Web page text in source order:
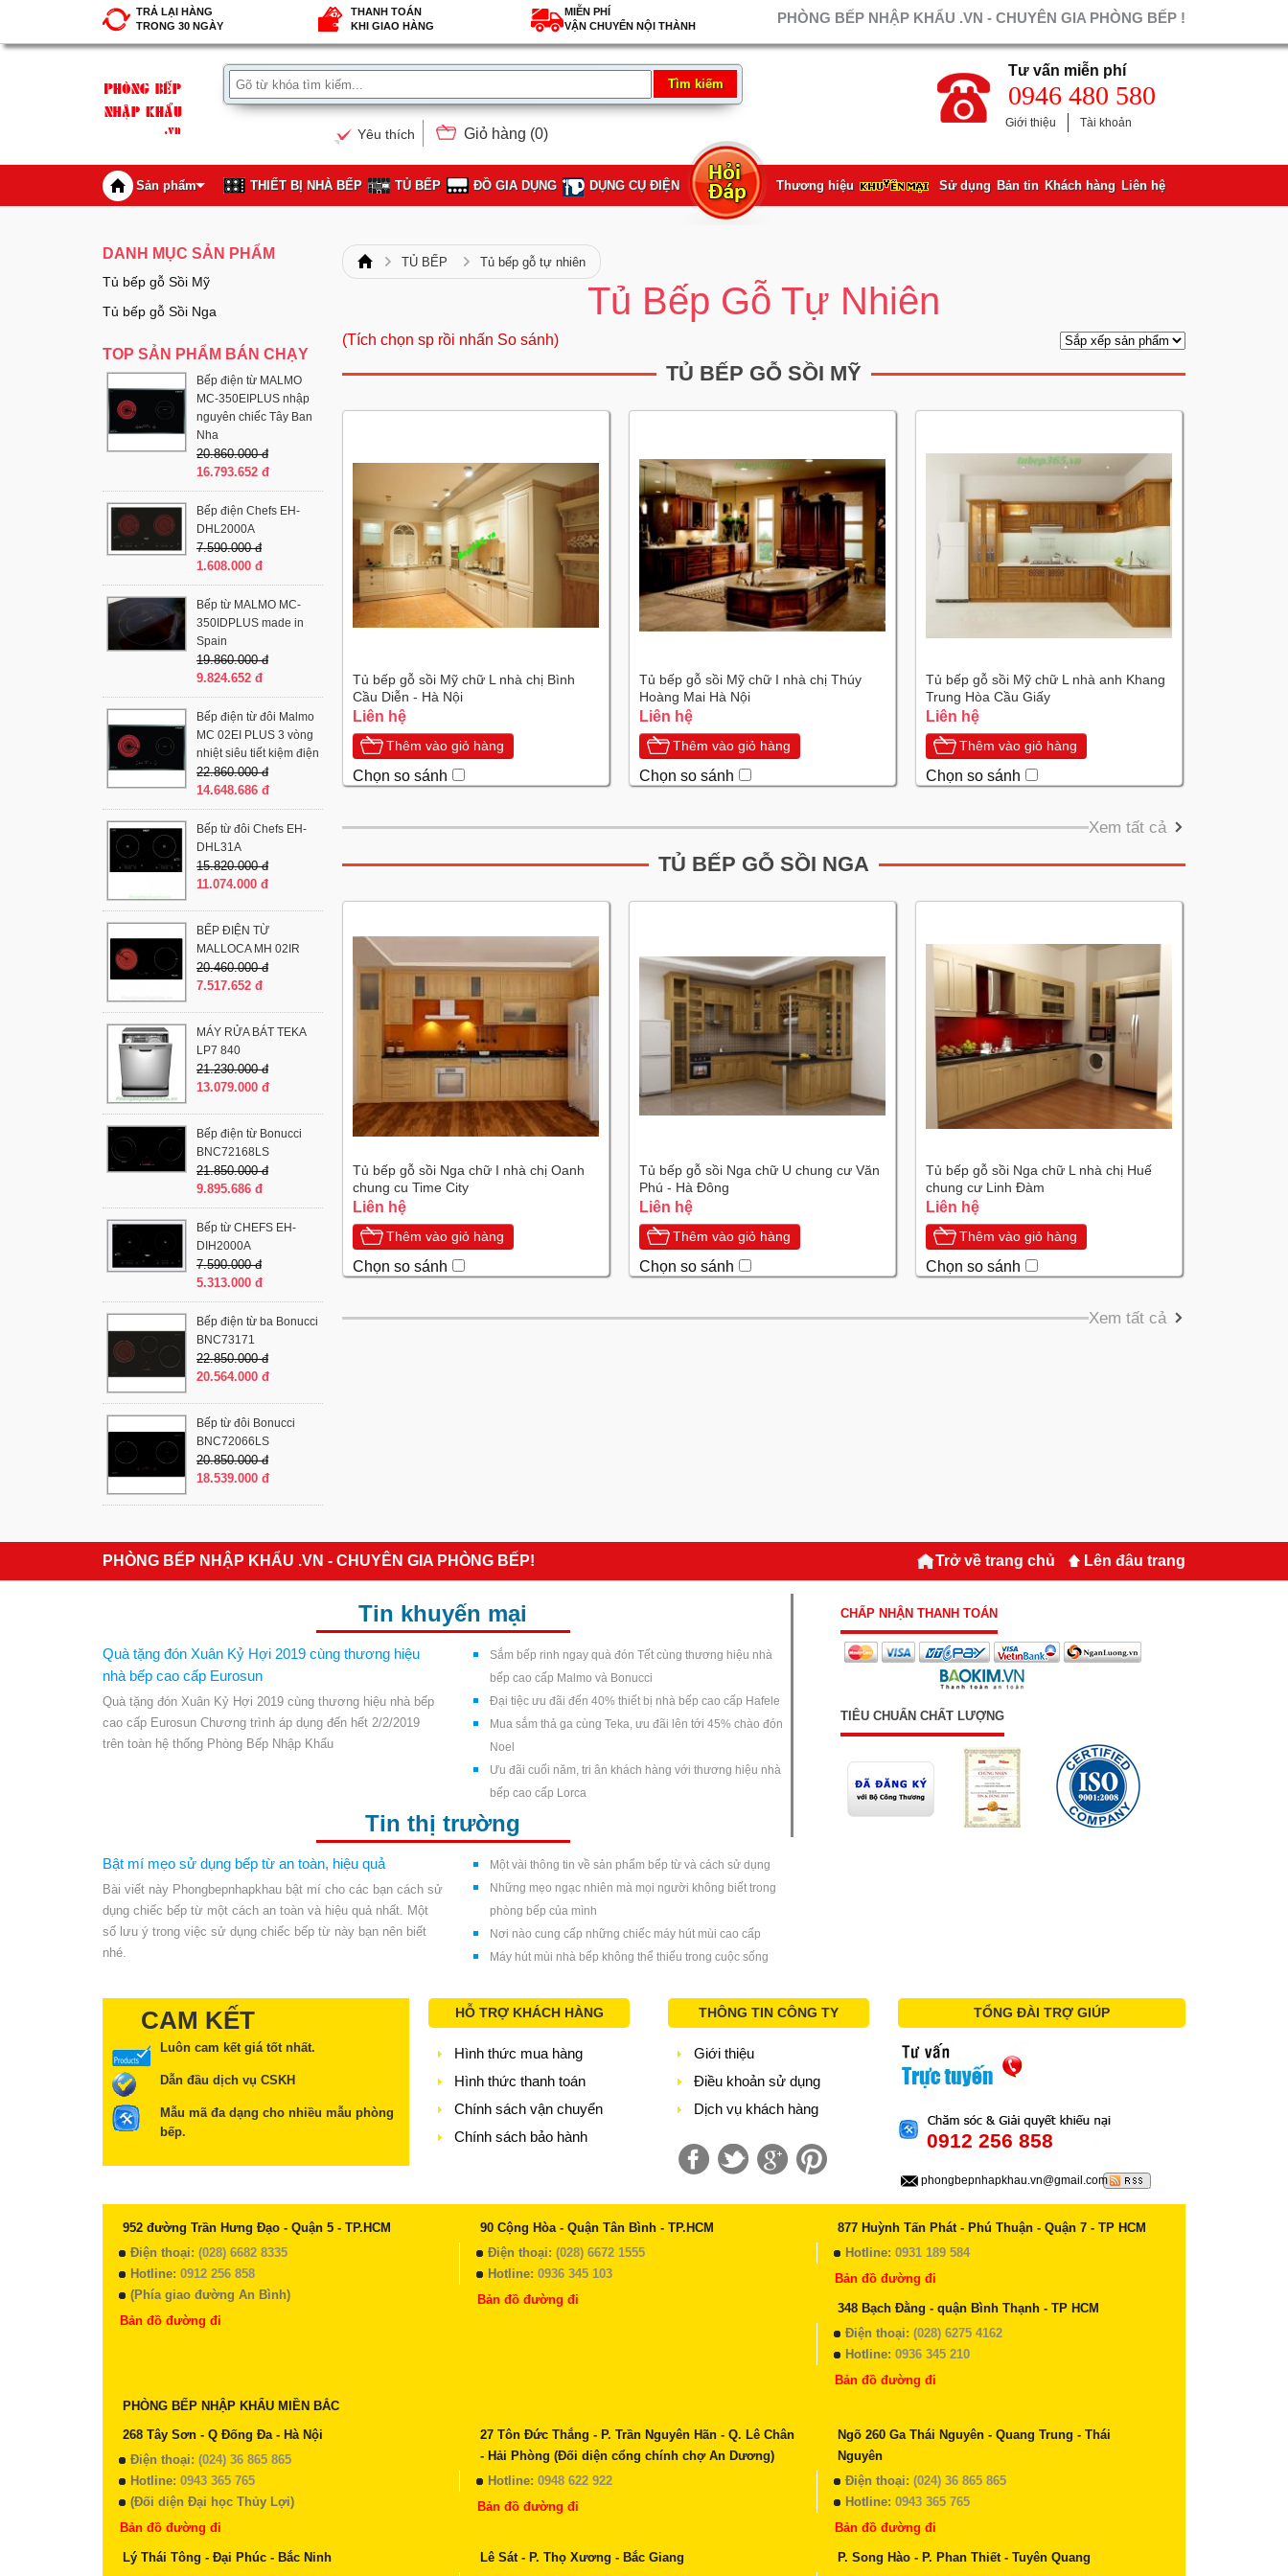
TRẢ LẠI HÀNG
TRONG 30 NGÀY
THANH TOÁN
KHI GIAO HÀNG
MIỄN PHÍ
VẬN CHUYỂN NỘI THÀNH
PHÒNG BẾP NHẬP KHẨU .VN - CHUYÊN GIA PHÒNG BẾP !
Giỏ hàng (0)
Yêu thích
Tư vấn miễn phí
0946 480 580
Giới thiệu Tài khoản
Sản phẩm THIẾT BỊ NHÀ BẾP TỦ BẾP ĐỒ GIA DỤNG DỤNG CỤ ĐIỆN Thương hiệu Sử dụng Bản tin Khách hàng Liên hệ
TỦ BẾP Tủ bếp gỗ tự nhiên
Tủ Bếp Gỗ Tự Nhiên
(Tích chọn sp rồi nhấn So sánh)
TỦ BẾP GỖ SỒI MỸ
Tủ bếp gỗ sồi Mỹ chữ L nhà chị Bình
Cầu Diễn - Hà Nội
Liên hệ
Thêm vào giỏ hàng
Chọn so sánh
Tủ bếp gỗ sồi Mỹ chữ I nhà chị Thúy
Hoàng Mai Hà Nội
Liên hệ
Thêm vào giỏ hàng
Chọn so sánh
Tủ bếp gỗ sồi Mỹ chữ L nhà anh Khang
Trung Hòa Cầu Giấy
Liên hệ
Thêm vào giỏ hàng
Chọn so sánh
Xem tất cả
TỦ BẾP GỖ SỒI NGA
Tủ bếp gỗ sồi Nga chữ I nhà chị Oanh
chung cu Time City
Liên hệ
Thêm vào giỏ hàng
Chọn so sánh
Tủ bếp gỗ sồi Nga chữ U chung cư Văn
Phú - Hà Đông
Liên hệ
Thêm vào giỏ hàng
Chọn so sánh
Tủ bếp gỗ sồi Nga chữ L nhà chị Huế
chung cư Linh Đàm
Liên hệ
Thêm vào giỏ hàng
Chọn so sánh
Xem tất cả
DANH MỤC SẢN PHẨM
Tủ bếp gỗ Sồi Mỹ
Tủ bếp gỗ Sồi Nga
TOP SẢN PHẨM BÁN CHẠY
Bếp điện từ MALMO
MC-350EIPLUS nhập
nguyên chiếc Tây Ban
Nha
20.860.000 đ
16.793.652 đ
Bếp điện Chefs EH-
DHL2000A
7.590.000 đ
1.608.000 đ
Bếp từ MALMO MC-
350IDPLUS made in
Spain
19.860.000 đ
9.824.652 đ
Bếp điện từ đôi Malmo
MC 02EI PLUS 3 vòng
nhiệt siêu tiết kiệm điện
22.860.000 đ
14.648.686 đ
Bếp từ đôi Chefs EH-
DHL31A
15.820.000 đ
11.074.000 đ
BẾP ĐIỆN TỪ
MALLOCA MH 02IR
20.460.000 đ
7.517.652 đ
MÁY RỬA BÁT TEKA
LP7 840
21.230.000 đ
13.079.000 đ
Bếp điện từ Bonucci
BNC72168LS
21.850.000 đ
9.895.686 đ
Bếp từ CHEFS EH-
DIH2000A
7.590.000 đ
5.313.000 đ
Bếp điện từ ba Bonucci
BNC73171
22.850.000 đ
20.564.000 đ
Bếp từ đôi Bonucci
BNC72066LS
20.850.000 đ
18.539.000 đ
PHÒNG BẾP NHẬP KHẨU .VN - CHUYÊN GIA PHÒNG BẾP! Lên đâu trang
Trở về trang chủ
Tin khuyến mại
Quà tặng đón Xuân Kỷ Hợi 2019 cùng thương hiệu
nhà bếp cao cấp Eurosun
Quà tặng đón Xuân Kỷ Hợi 2019 cùng thương hiệu nhà bếp
cao cấp Eurosun Chương trình áp dụng đến hết 2/2/2019
trên toàn hệ thống Phòng Bếp Nhập Khẩu
Sắm bếp rinh ngay quà đón Tết cùng thương hiệu nhà
bếp cao cấp Malmo và Bonucci
Đại tiệc ưu đãi đến 40% thiết bị nhà bếp cao cấp Hafele
Mua sắm thả ga cùng Teka, ưu đãi lên tới 45% chào đón
Noel
Ưu đãi cuối năm, tri ân khách hàng với thương hiệu nhà
bếp cao cấp Lorca
Tin thị trường
Bật mí mẹo sử dụng bếp từ an toàn, hiệu quả
Bài viết này Phongbepnhapkhau bật mí cho các bạn cách sử
dụng chiếc bếp từ một cách an toàn và hiệu quả nhất. Một
số lưu ý trong việc sử dụng chiếc bếp từ này bạn nên biết
nhé.
Một vài thông tin về sản phẩm bếp từ và cách sử dụng
Những mẹo ngạc nhiên mà mọi người không biết trong
phòng bếp của mình
Nơi nào cung cấp những chiếc máy hút mùi cao cấp
Máy hút mùi nhà bếp không thể thiếu trong cuộc sống
CHẤP NHẬN THANH TOÁN
TIÊU CHUẨN CHẤT LƯỢNG
CAM KẾT
Luôn cam kết giá tốt nhất.
Dẫn đầu dịch vụ CSKH
Mẫu mã đa dạng cho nhiều mẫu phòng
bếp.
HỖ TRỢ KHÁCH HÀNG
Hình thức mua hàng
Hình thức thanh toán
Chính sách vận chuyển
Chính sách bảo hành
THÔNG TIN CÔNG TY
Giới thiệu
Điều khoản sử dụng
Dịch vụ khách hàng
TỔNG ĐÀI TRỢ GIÚP
0912 256 858
phongbepnhapkhau.vn@gmail.com
952 đường Trần Hưng Đạo - Quận 5 - TP.HCM
Điện thoại: (028) 6682 8335
Hotline: 0912 256 858
(Phía giao đường An Bình)
Bản đồ đường đi
90 Cộng Hòa - Quận Tân Bình - TP.HCM
Điện thoại: (028) 6672 1555
Hotline: 0936 345 103
Bản đồ đường đi
877 Huỳnh Tấn Phát - Phú Thuận - Quận 7 - TP HCM
Hotline: 0931 189 584
Bản đồ đường đi
348 Bạch Đằng - quận Bình Thạnh - TP HCM
Điện thoại: (028) 6275 4162
Hotline: 0936 345 210
Bản đồ đường đi
PHÒNG BẾP NHẬP KHẨU MIỀN BẮC
268 Tây Sơn - Q Đống Đa - Hà Nội
Điện thoại: (024) 36 865 865
Hotline: 0943 365 765
(Đối diện Đại học Thủy Lợi)
Bản đồ đường đi
27 Tôn Đức Thắng - P. Trần Nguyên Hãn - Q. Lê Chân
- Hải Phòng (Đối diện cổng chính chợ An Dương)
Hotline: 0948 622 922
Bản đồ đường đi
Ngõ 260 Ga Thái Nguyên - Quang Trung - Thái
Nguyên
Điện thoại: (024) 36 865 865
Hotline: 0943 365 765
Bản đồ đường đi
Lý Thái Tông - Đại Phúc - Bắc Ninh
Lê Sát - P. Thọ Xương - Bắc Giang
P. Song Hào - P. Phan Thiết - Tuyên Quang